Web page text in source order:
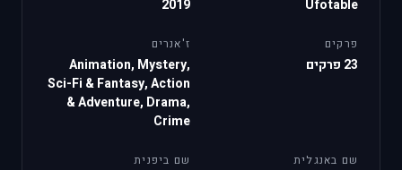
Ufotable
2019
פרקים
23 פרקים
ז'אנרים
Animation, Mystery,
Sci-Fi & Fantasy, Action
& Adventure, Drama,
Crime
שם באנגלית שם ביפנית